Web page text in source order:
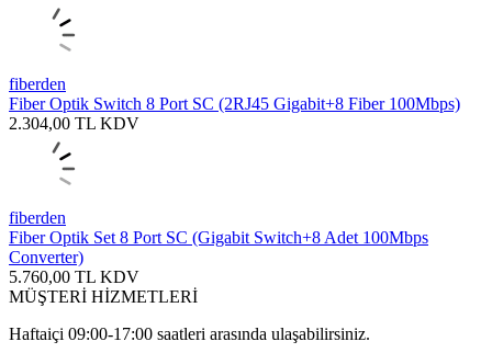
fiberden
Fiber Optik Switch 8 Port SC (2RJ45 Gigabit+8 Fiber 100Mbps)
2.304,00 TL KDV
fiberden
Fiber Optik Set 8 Port SC (Gigabit Switch+8 Adet 100Mbps
Converter)
5.760,00 TL KDV
MÜŞTERİ HİZMETLERİ
Haftaiçi 09:00-17:00 saatleri arasında ulaşabilirsiniz.